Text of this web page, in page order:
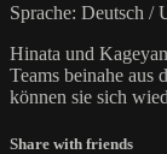
Sprache: Deutsch /
Hinata und
Teams beinahe
können sie sich
Share with friends